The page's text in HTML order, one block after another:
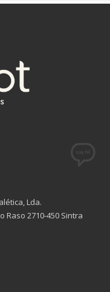
Lda.
Raso 2710-450 Sintra